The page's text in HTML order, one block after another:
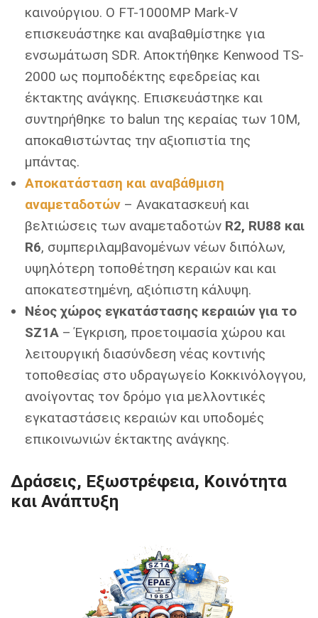
καινούργιου. Ο FT-1000MP Mark-V
επισκευάστηκε και αναβαθμίστηκε για
ενσωμάτωση SDR. Αποκτήθηκε Kenwood TS-
2000 ως πομποδέκτης εφεδρείας και
έκτακτης ανάγκης. Επισκευάστηκε και
συντηρήθηκε το balun της κεραίας των 10M,
αποκαθιστώντας την αξιοπιστία της
μπάντας.
Αποκατάσταση και αναβάθμιση
αναμεταδοτών – Ανακατασκευή και
βελτιώσεις των αναμεταδοτών R2, RU88 και
R6, συμπεριλαμβανομένων νέων διπόλων,
υψηλότερη τοποθέτηση κεραιών και και
αποκατεστημένη, αξιόπιστη κάλυψη.
Νέος χώρος εγκατάστασης κεραιών για το
SZ1A – Έγκριση, προετοιμασία χώρου και
λειτουργική διασύνδεση νέας κοντινής
τοποθεσίας στο υδραγωγείο Κοκκινόλογγου,
ανοίγοντας τον δρόμο για μελλοντικές
εγκαταστάσεις κεραιών και υποδομές
επικοινωνιών έκτακτης ανάγκης.
Δράσεις, Eξωστρέφεια, Κοινότητα
και Ανάπτυξη